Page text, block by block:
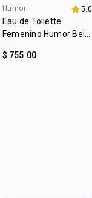
Humor 5.0
Eau de Toilette
Femenino Humor Beija
$ 755.00